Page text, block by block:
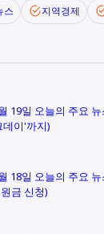
스 지역경제
19일 오늘의 주요
데이'까지)
18일 오늘의 주요
금 신청)